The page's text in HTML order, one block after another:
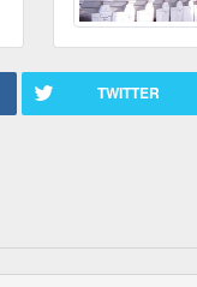
TWITTER